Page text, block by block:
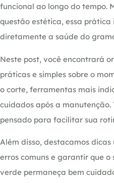
funcional ao longo do tempo.
questão estética, essa prática
diretamente a saúde do
Neste post, você encontrará
práticas e simples sobre o
o corte, ferramentas mais
cuidados após a manutenção.
pensado para facilitar sua
Além disso, destacamos
erros comuns e garantir que o
verde permaneça bem